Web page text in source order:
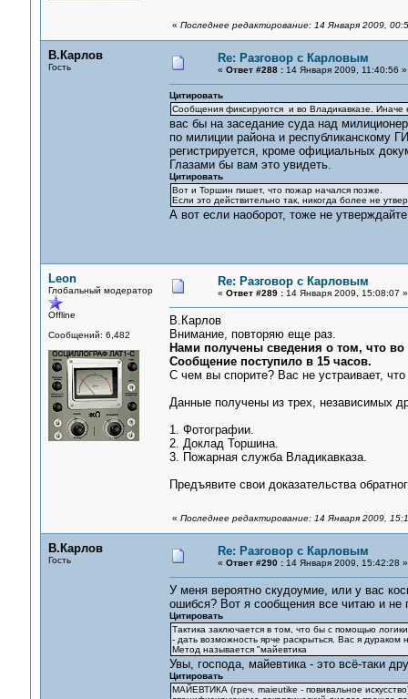
« Последнее редактирование: 14 Января 2009,
В.Карлов
Гость
Re: Разговор с Карловым
« Ответ #288 :14 Января 2009, 11:40:56 »
Цитировать
Сообщения фиксируются и во Владикавказе. Иначе
вас бы на заседание суда над
по милиции района и республиканскому
регистрируется, кроме официальных
Глазами бы вам это увидеть.
Цитировать
Вот и Торшин пишет, что пожар начался позже.
Если это действительно так, никогда более не
А вот если наоборот, тоже не
Leon
Глобальный модератор
Offline
Сообщений: 6,482
Re: Разговор с Карловым
« Ответ #289 :14 Января 2009, 15:08:07 »
В.Карлов
Внимание, повторяю еще раз.
Нами получены сведения о том, что
Сообщение поступило в 15 часов.
С чем вы спорите? Вас не устраивает,
Данные получены из трех, независимых
1. Фотографии.
2. Доклад Торшина.
3. Пожарная служба Владикавказа.
Предъявите свои доказательства
« Последнее редактирование: 14 Января 2009,
В.Карлов
Гость
Re: Разговор с Карловым
« Ответ #290 :14 Января 2009, 15:42:28 »
У меня вероятно скудоумие, или у вас
ошибся? Вот я сообщения все читаю и не
Цитировать
Тактика заключается в том, что бы с помощью
- дать возможность ярче раскрыться. Вас я дураком
Метод называется "майевтика
Увы, господа, майевтика - это всё-таки
Цитировать
МАЙЕВТИКА (греч. maieutike - повивальное